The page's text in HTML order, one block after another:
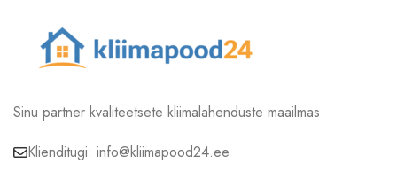
Sinu partner kvaliteetsete kliimalahenduste maailmas
Klienditugi: info@kliimapood24.ee